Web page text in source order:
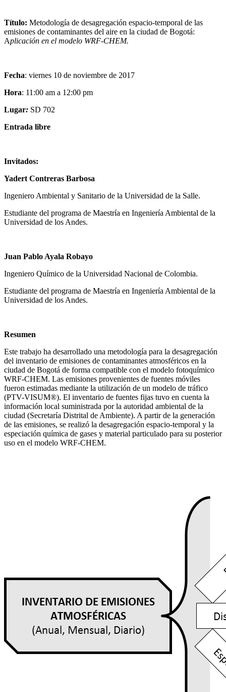
Título: Metodología de desagregación espacio-temporal de las
emisiones de contaminantes del aire en la ciudad de Bogotá:
Aplicación en el modelo WRF-CHEM.
Fecha: viernes 10 de noviembre de 2017
Hora: 11:00 am a 12:00 pm
Lugar: SD 702
Entrada libre
Invitados:
Yadert Contreras Barbosa
Ingeniero Ambiental y Sanitario de la Universidad de la Salle.
Estudiante del programa de Maestría en Ingeniería Ambiental de la
Universidad de los Andes.
Juan Pablo Ayala Robayo
Ingeniero Químico de la Universidad Nacional de Colombia.
Estudiante del programa de Maestría en Ingeniería Ambiental de la
Universidad de los Andes.
Resumen
Este trabajo ha desarrollado una metodología para la desagregación
del inventario de emisiones de contaminantes atmosféricos en la
ciudad de Bogotá de forma compatible con el modelo fotoquímico
WRF-CHEM. Las emisiones provenientes de fuentes móviles
fueron estimadas mediante la utilización de un modelo de tráfico
(PTV-VISUM®). El inventario de fuentes fijas tuvo en cuenta la
información local suministrada por la autoridad ambiental de la
ciudad (Secretaría Distrital de Ambiente). A partir de la generación
de las emisiones, se realizó la desagregación espacio-temporal y la
especiación química de gases y material particulado para su posterior
uso en el modelo WRF-CHEM.